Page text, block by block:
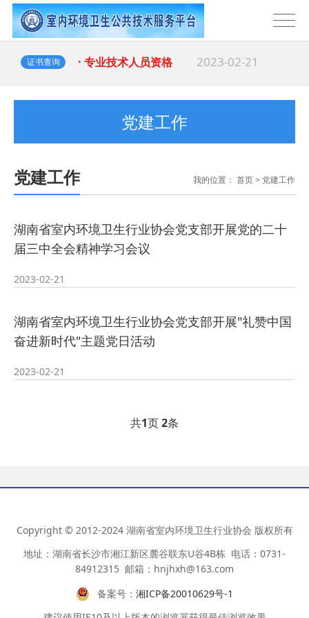
证书查询 · 专业技术人员资格 2023-02-21
党建工作
党建工作 我的位置： 首页> 党建工作
湖南省室内环境卫生行业协会党支部开展党的二十
届三中全会精神学习会议
2023-02-21
湖南省室内环境卫生行业协会党支部开展"礼赞中国
奋进新时代"主题党日活动
2023-02-21
共1页2条
Copyright © 2012-2024 湖南省室内环境卫生行业协会 版权所有
地址：湖南省长沙市湘江新区麓谷联东U谷4B栋 电话：0731-
84912315 邮箱：hnjhxh@163.com
备案号： 湘ICP备20010629号-1